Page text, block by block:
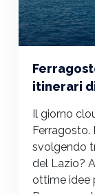
itinerari
Il giorno
Ferragosto.
svolgendo
del Lazio?
ottime idee